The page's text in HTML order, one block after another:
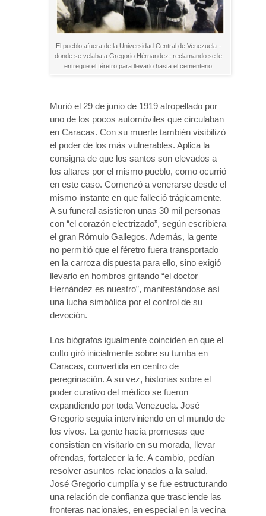
El pueblo afuera de la Universidad Central de Venezuela -
donde se velaba a Gregorio Hérnandez- reclamando se le
entregue el féretro para llevarlo hasta el cementerio
Murió el 29 de junio de 1919 atropellado por
uno de los pocos automóviles que circulaban
en Caracas. Con su muerte también visibilizó
el poder de los más vulnerables. Aplica la
consigna de que los santos son elevados a
los altares por el mismo pueblo, como ocurrió
en este caso. Comenzó a venerarse desde el
mismo instante en que falleció trágicamente.
A su funeral asistieron unas 30 mil personas
con “el corazón electrizado”, según escribiera
el gran Rómulo Gallegos. Además, la gente
no permitió que el féretro fuera transportado
en la carroza dispuesta para ello, sino exigió
llevarlo en hombros gritando “el doctor
Hernández es nuestro”, manifestándose así
una lucha simbólica por el control de su
devoción.
Los biógrafos igualmente coinciden en que el
culto giró inicialmente sobre su tumba en
Caracas, convertida en centro de
peregrinación. A su vez, historias sobre el
poder curativo del médico se fueron
expandiendo por toda Venezuela. José
Gregorio seguía interviniendo en el mundo de
los vivos. La gente hacía promesas que
consistían en visitarlo en su morada, llevar
ofrendas, fortalecer la fe. A cambio, pedían
resolver asuntos relacionados a la salud.
José Gregorio cumplía y se fue estructurando
una relación de confianza que trasciende las
fronteras nacionales, en especial en la vecina